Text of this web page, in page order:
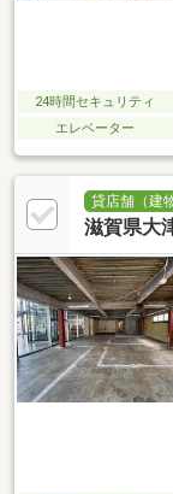
24時間セキュリティ
エレベーター
貸店舗（建
滋賀県大